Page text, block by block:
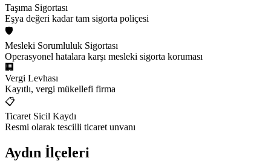
Taşıma Sigortası
Eşya değeri kadar tam sigorta poliçesi
🛡️
Mesleki Sorumluluk Sigortası
Operasyonel hatalara karşı mesleki sigorta koruması
🏢
Vergi Levhası
Kayıtlı, vergi mükellefi firma
📋
Ticaret Sicil Kaydı
Resmi olarak tescilli ticaret unvanı
Aydın İlçeleri